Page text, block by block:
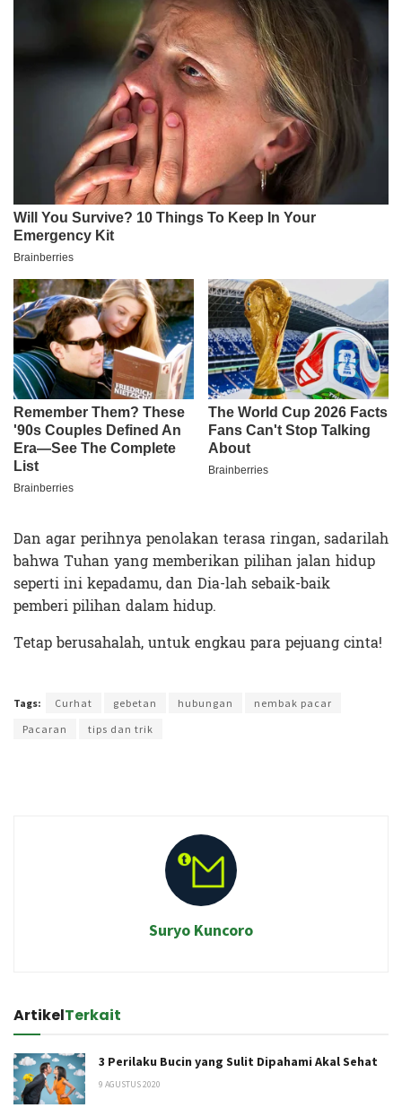
Dan agar perihnya penolakan terasa ringan, sadarilah
bahwa Tuhan yang memberikan pilihan jalan hidup
seperti ini kepadamu, dan Dia-lah sebaik-baik
pemberi pilihan dalam hidup.
Tetap berusahalah, untuk engkau para pejuang cinta!
Tags: Curhat gebetan hubungan
nembak pacar
Pacaran
tips dan trik
Suryo Kuncoro
ArtikelTerkait
3 Perilaku Bucin yang Sulit Dipahami Akal Sehat
9 AGUSTUS 2020